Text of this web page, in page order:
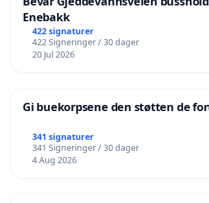
Enebakk
422 signaturer
422 Signeringer / 30 dager
20 Jul 2026
Gi buekorpsene den støtten de
341 signaturer
341 Signeringer / 30 dager
4 Aug 2026